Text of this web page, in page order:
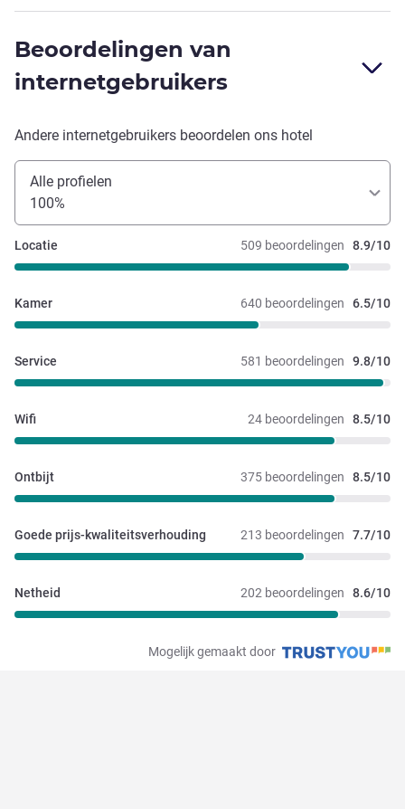
Beoordelingen van
internetgebruikers
Andere internetgebruikers beoordelen ons hotel
Alle profielen
100%
509 beoordelingen 8.9/10
Locatie
640 beoordelingen 6.5/10
Kamer
581 beoordelingen 9.8/10
Service
24 beoordelingen 8.5/10
Wifi
375 beoordelingen 8.5/10
Ontbijt
213 beoordelingen 7.7/10
Goede prijs-kwaliteitsverhouding
202 beoordelingen 8.6/10
Netheid
Mogelijk gemaakt door